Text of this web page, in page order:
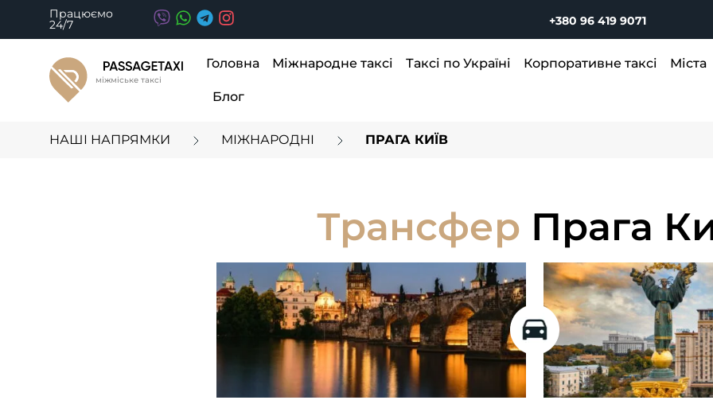
Працюємо
24/7 +380 96 419 9071
міжміське таксі
Головна Міжнародне таксі Таксі по Україні Корпоративне таксі Міста
Блог
НАШІ НАПРЯМКИ МІЖНАРОДНІ ПРАГА КИЇВ
Трансфер Прага